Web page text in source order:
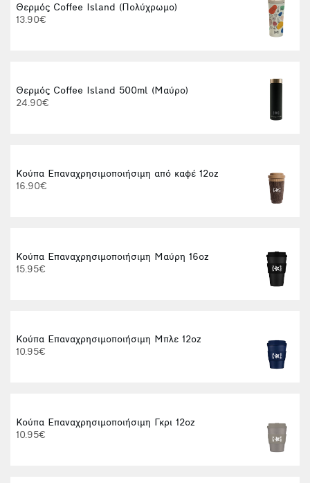
Θερμός Coffee Island (Πολύχρωμο)
13.90€
Θερμός Coffee Island 500ml (Μαύρο)
24.90€
Κούπα Επαναχρησιμοποιήσιμη από καφέ 12oz
16.90€
Κούπα Επαναχρησιμοποιήσιμη Μαύρη 16oz
15.95€
Κούπα Επαναχρησιμοποιήσιμη Μπλε 12oz
10.95€
Κούπα Επαναχρησιμοποιήσιμη Γκρι 12oz
10.95€